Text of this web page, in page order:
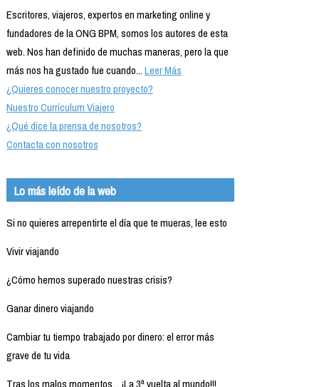
Escritores, viajeros, expertos en marketing online y
fundadores de la ONG BPM, somos los autores de esta
web. Nos han definido de muchas maneras, pero la que
más nos ha gustado fue cuando...Leer Más
¿Quieres conocer nuestro proyecto?
Nuestro Currículum Viajero
¿Qué dice la prensa de nosotros?
Contacta con nosotros
Lo más leído de la web
Si no quieres arrepentirte el día que te mueras, lee esto
Vivir viajando
¿Cómo hemos superado nuestras crisis?
Ganar dinero viajando
Cambiar tu tiempo trabajado por dinero: el error más
grave de tu vida
Tras los malos momentos... ¡La 3ª vuelta al mundo!!!